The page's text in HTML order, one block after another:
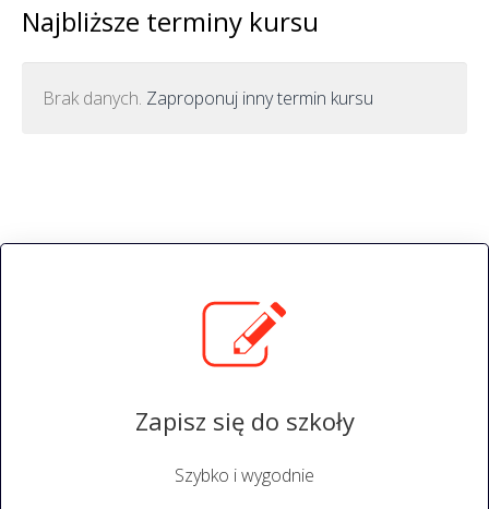
Najbliższe terminy kursu
Brak danych. Zaproponuj inny termin kursu
Zapisz się do szkoły
Szybko i wygodnie